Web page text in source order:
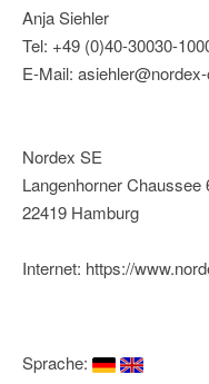
Anja Siehler
Tel: +49 (0)40-30030-
E-Mail:
Nordex SE
Langenhorner Chaussee
22419 Hamburg
Internet: https://
Sprache: